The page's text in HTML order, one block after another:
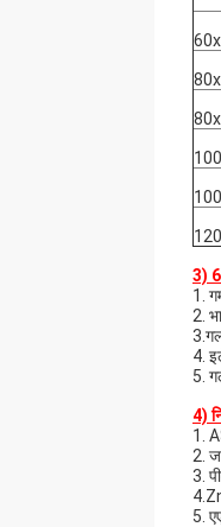
3)
1.
2.
4.
5.
4)
1.
2.
3.
5.